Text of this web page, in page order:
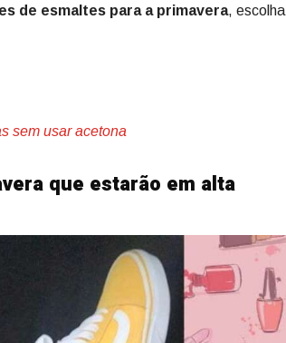
de esmaltes para a primavera, escolha
sem usar acetona
que estarão em alta